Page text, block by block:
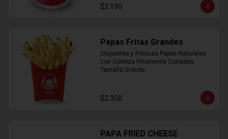
$2.190
Papas Fritas Grandes
Crujientes y Frescas Papas Naturales
con Corteza Finamente Cortadas
Tamaño Grande.
$2.350
PAPA FRIED CHEESE